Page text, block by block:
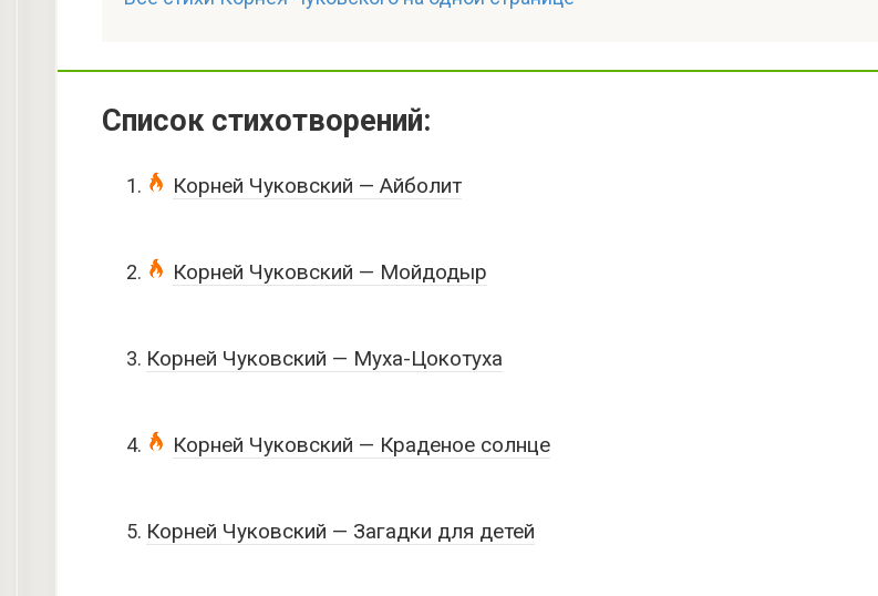
Список стихотворений:
Корней Чуковский — Айболит
Корней Чуковский — Мойдодыр
Корней Чуковский — Муха-Цокотуха
Корней Чуковский — Краденое солнце
Корней Чуковский — Загадки для детей